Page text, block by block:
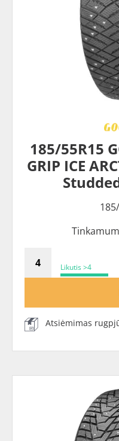
185/55R15
GRIP ICE
Likutis >4
Atsiėmimas